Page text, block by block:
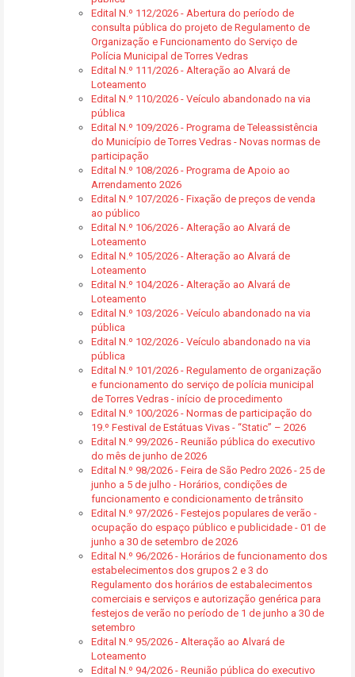
Edital N.º 112/2026 - Abertura do período de
consulta pública do projeto de Regulamento de
Organização e Funcionamento do Serviço de
Polícia Municipal de Torres Vedras
Edital N.º 111/2026 - Alteração ao Alvará de
Loteamento
Edital N.º 110/2026 - Veículo abandonado na via
pública
Edital N.º 109/2026 - Programa de Teleassistência
do Município de Torres Vedras - Novas normas de
participação
Edital N.º 108/2026 - Programa de Apoio ao
Arrendamento 2026
Edital N.º 107/2026 - Fixação de preços de venda
ao público
Edital N.º 106/2026 - Alteração ao Alvará de
Loteamento
Edital N.º 105/2026 - Alteração ao Alvará de
Loteamento
Edital N.º 104/2026 - Alteração ao Alvará de
Loteamento
Edital N.º 103/2026 - Veículo abandonado na via
pública
Edital N.º 102/2026 - Veículo abandonado na via
pública
Edital N.º 101/2026 - Regulamento de organização
e funcionamento do serviço de polícia municipal
de Torres Vedras - início de procedimento
Edital N.º 100/2026 - Normas de participação do
19.º Festival de Estátuas Vivas - “Static” – 2026
Edital N.º 99/2026 - Reunião pública do executivo
do mês de junho de 2026
Edital N.º 98/2026 - Feira de São Pedro 2026 - 25 de
junho a 5 de julho - Horários, condições de
funcionamento e condicionamento de trânsito
Edital N.º 97/2026 - Festejos populares de verão -
ocupação do espaço público e publicidade - 01 de
junho a 30 de setembro de 2026
Edital N.º 96/2026 - Horários de funcionamento dos
estabelecimentos dos grupos 2 e 3 do
Regulamento dos horários de estabalecimentos
comerciais e serviços e autorização genérica para
festejos de verão no período de 1 de junho a 30 de
setembro
Edital N.º 95/2026 - Alteração ao Alvará de
Loteamento
Edital N.º 94/2026 - Reunião pública do executivo